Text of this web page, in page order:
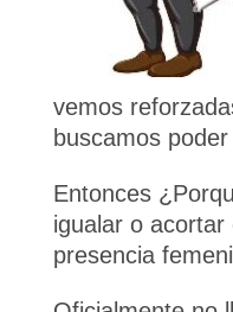
vemos
buscamos
Entonces
igualar o acortar
presencia